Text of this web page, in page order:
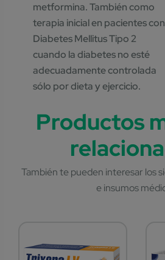
metformina. También como
terapia inicial en pacientes con
Diabetes Mellitus Tipo 2
cuando la diabetes no esté
adecuadamente controlada
sólo por dieta y ejercicio.